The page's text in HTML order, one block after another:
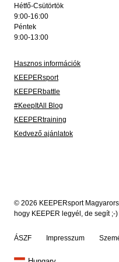
Hétfő-Csütörtök
9:00-16:00
Péntek
9:00-13:00
Hasznos információk
KEEPERsport
KEEPERbattle
#KeepItAll Blog
KEEPERtraining
Kedvező ajánlatok
© 2026 KEEPERsport
hogy KEEPER legyél, de segít ;-)
ÁSZF Impresszum